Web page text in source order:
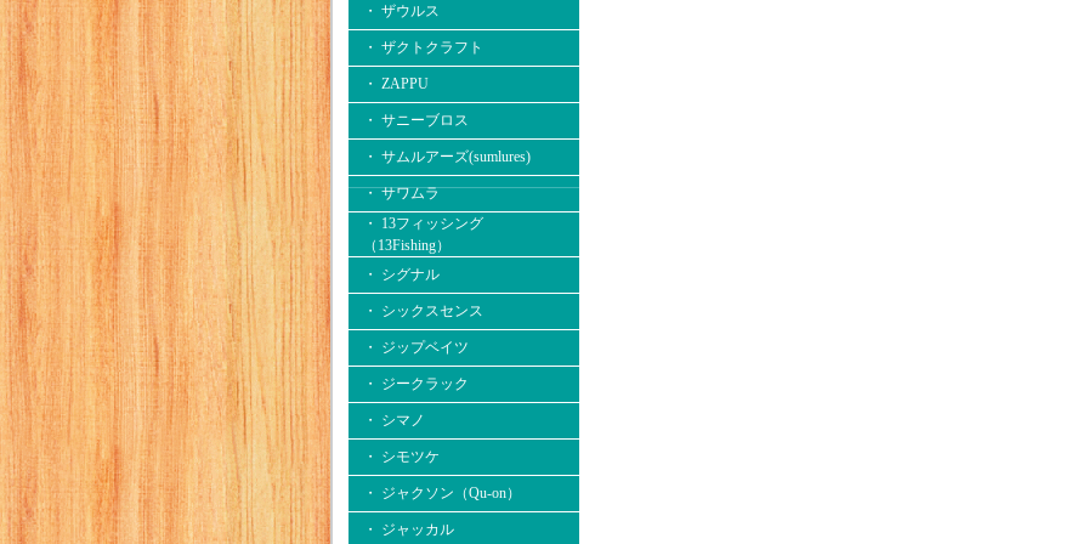
・ ザウルス
・ ザクトクラフト
・ ZAPPU
・ サニーブロス
・ サムルアーズ(sumlures)
・ サワムラ
・ 13フィッシング
（13Fishing）
・ シグナル
・ シックスセンス
・ ジップベイツ
・ ジークラック
・ シマノ
・ シモツケ
・ ジャクソン（Qu-on）
・ ジャッカル